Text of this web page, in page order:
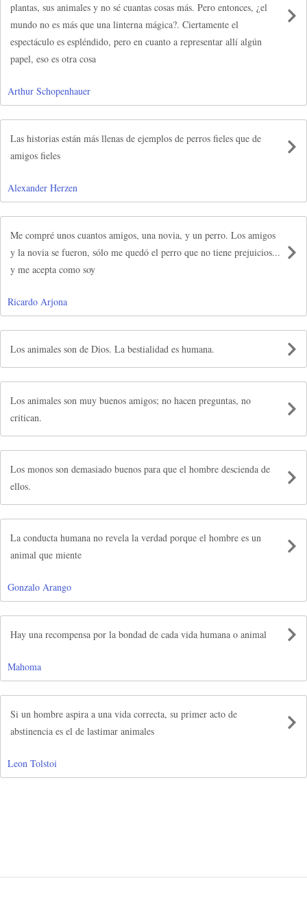
plantas, sus animales y no sé cuantas cosas más. Pero entonces, ¿el
mundo no es más que una linterna mágica?. Ciertamente el
espectáculo es espléndido, pero en cuanto a representar allí algún
papel, eso es otra cosa
Arthur Schopenhauer
Las historias están más llenas de ejemplos de perros fieles que de
amigos fieles
Alexander Herzen
Me compré unos cuantos amigos, una novia, y un perro. Los amigos
y la novia se fueron, sólo me quedó el perro que no tiene prejuicios...
y me acepta como soy
Ricardo Arjona
Los animales son de Dios. La bestialidad es humana.
Los animales son muy buenos amigos; no hacen preguntas, no
critican.
Los monos son demasiado buenos para que el hombre descienda de
ellos.
La conducta humana no revela la verdad porque el hombre es un
animal que miente
Gonzalo Arango
Hay una recompensa por la bondad de cada vida humana o animal
Mahoma
Si un hombre aspira a una vida correcta, su primer acto de
abstinencia es el de lastimar animales
Leon Tolstoi